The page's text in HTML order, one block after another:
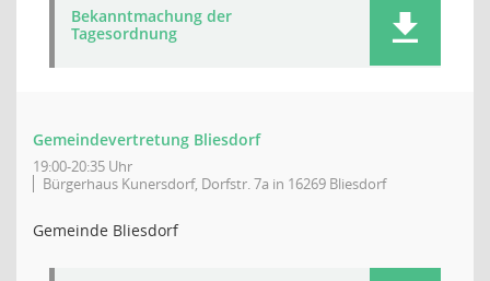
Bekanntmachung der
Tagesordnung
Gemeindevertretung Bliesdorf
19:00-20:35 Uhr
Bürgerhaus Kunersdorf, Dorfstr. 7a in 16269 Bliesdorf
Gemeinde Bliesdorf